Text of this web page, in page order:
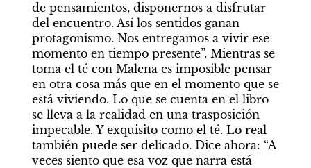
de pensamientos, disponernos a disfrutar
del encuentro. Así los sentidos ganan
protagonismo. Nos entregamos a vivir ese
momento en tiempo presente”. Mientras se
toma el té con Malena es imposible pensar
en otra cosa más que en el momento que se
está viviendo. Lo que se cuenta en el libro
se lleva a la realidad en una trasposición
impecable. Y exquisito como el té. Lo real
también puede ser delicado. Dice ahora: “A
veces siento que esa voz que narra está